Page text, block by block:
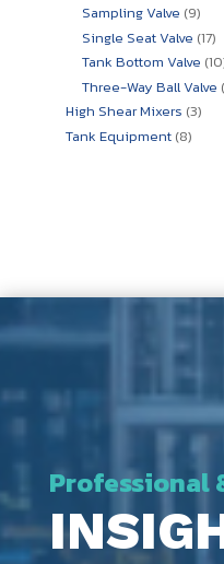
Sampling Valve 99
สินค้า
Single Seat Valve 1717
สิ
Tank Bottom Valve 10
Three-Way Ball Valve
High Shear Mixers 33
Tank Equipment 88
Professional